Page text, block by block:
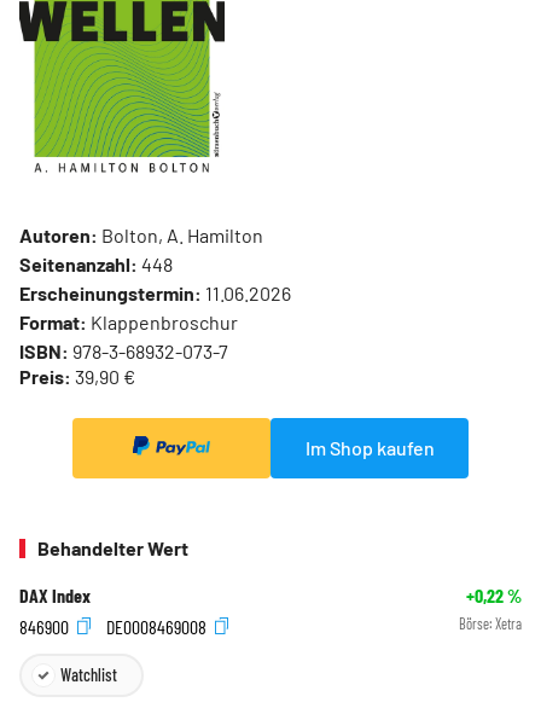
Autoren: Bolton, A. Hamilton
Seitenanzahl: 448
Erscheinungstermin: 11.06.2026
Format: Klappenbroschur
ISBN: 978-3-68932-073-7
Preis: 39,90 €
Im Shop kaufen
Behandelter Wert
DAX Index +0,22%
846900
DE0008469008 Börse: Xetra
Watchlist